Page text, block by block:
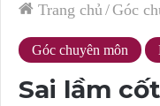
Trang chủ/Góc
Góc chuyên môn
Sai lầm